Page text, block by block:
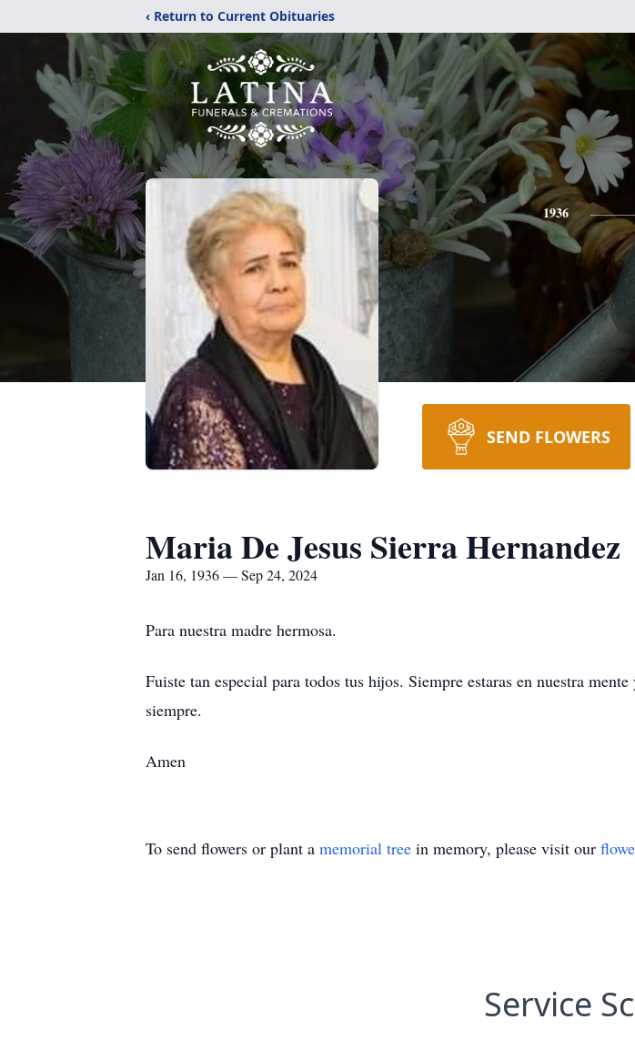
‹ Return to Current Obituaries
1936
SEND FLOWERS
Maria De Jesus Sierra Hernandez
Jan 16, 1936 — Sep 24, 2024
Para nuestra madre hermosa.
Fuiste tan especial para todos tus hijos. Siempre estaras en nuestra
siempre.
Amen
To send flowers or plant a memorial tree in memory, please visit our
Service